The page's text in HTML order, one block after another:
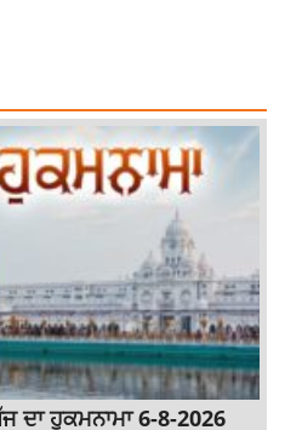
ਦਾ ਹੁਕਮਨਾਮਾ 6-8-2026